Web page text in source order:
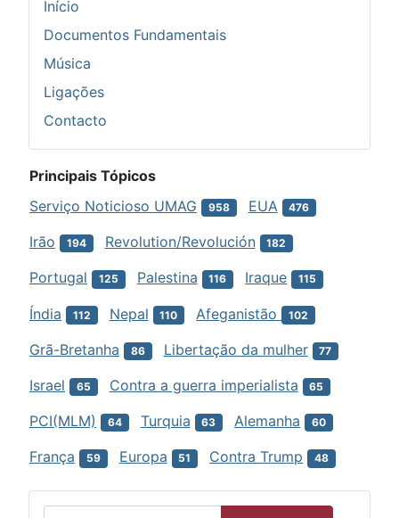
Início
Documentos Fundamentais
Música
Ligações
Contacto
Principais Tópicos
Serviço Noticioso UMAG
958 EUA 476
Irão 194 Revolution/Revolución 182
Portugal 125 Palestina 116 Iraque 115
Índia 112 Nepal 110 Afeganistão 102
Grã-Bretanha 86 Libertação da mulher 77
Israel 65 Contra a guerra imperialista 65
PCI(MLM) 64 Turquia 63 Alemanha 60
França 59 Europa 51 Contra Trump 48